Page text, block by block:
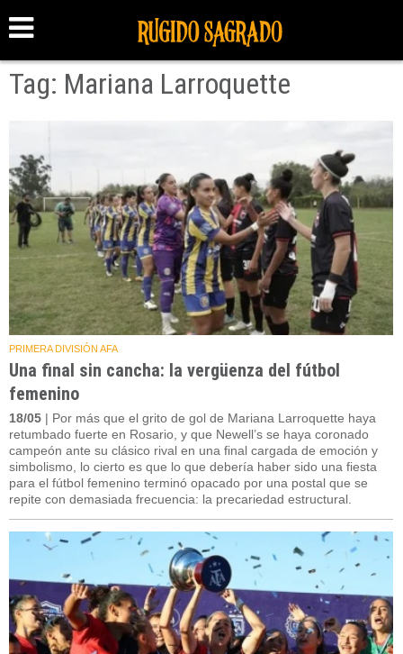
Tag: Mariana Larroquette
PRIMERA DIVISIÓN AFA
Una final sin cancha: la vergüenza del fútbol
femenino
18/05 | Por más que el grito de gol de Mariana Larroquette haya
retumbado fuerte en Rosario, y que Newell’s se haya coronado
campeón ante su clásico rival en una final cargada de emoción y
simbolismo, lo cierto es que lo que debería haber sido una fiesta
para el fútbol femenino terminó opacado por una postal que se
repite con demasiada frecuencia: la precariedad estructural.